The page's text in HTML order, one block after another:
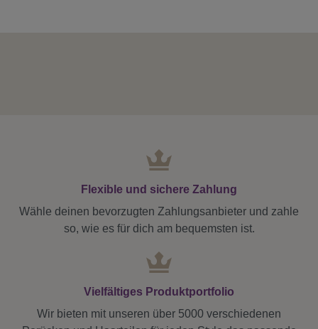
Flexible und sichere Zahlung
Wähle deinen bevorzugten Zahlungsanbieter und zahle
so, wie es für dich am bequemsten ist.
Vielfältiges Produktportfolio
Wir bieten mit unseren über 5000 verschiedenen